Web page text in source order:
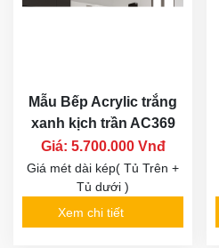
Mẫu Bếp Acrylic trắng
xanh kịch trần AC369
Giá: 5.700.000 Vnđ
Giá mét dài kép( Tủ Trên +
Tủ dưới )
Xem chi tiết